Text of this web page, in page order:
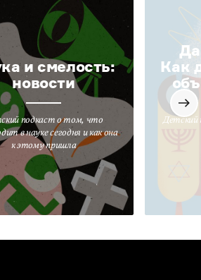
и смелость:
новости
подкаст о том, что
в науке сегодня и как она
к этому пришла
Да
Как
Детский